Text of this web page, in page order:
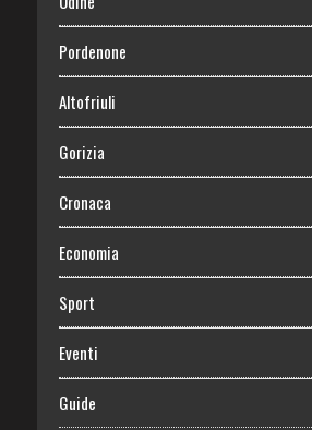
Pordenone
Altofriuli
Gorizia
Cronaca
Economia
Sport
Eventi
Guide